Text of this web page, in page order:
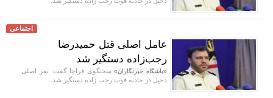
اجتماعی
عامل اصلی قتل حمیدرضا
رجب‌زاده دستگیر شد
«باشگاه خبرنگاران»سخنگوی فراجا گفت: نفر اصلی
دخیل در حادثه فوت رجب زاده دستگیر شد.